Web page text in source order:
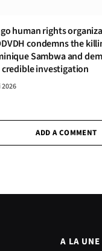
human rights
condemns the
Sambwa and
investigation
2026
ADD A COMMENT
A LA UNE